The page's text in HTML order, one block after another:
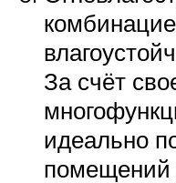
За счёт
идеально